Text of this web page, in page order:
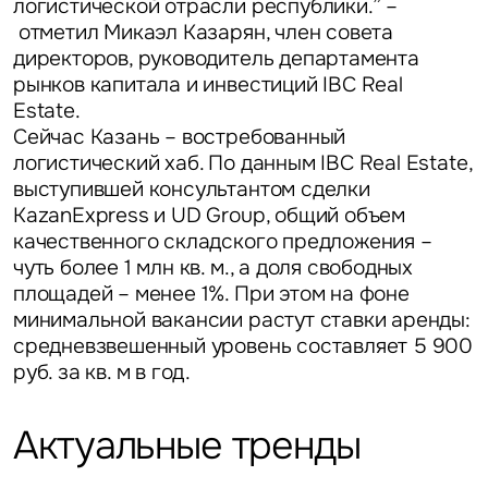
логистической отрасли республики.” –
отметил Микаэл Казарян, член совета
директоров, руководитель департамента
рынков капитала и инвестиций IBC Real
Estate.
Сейчас Казань – востребованный
логистический хаб. По данным IBC Real Estate,
выступившей консультантом сделки
KazanExpress и UD Group, общий объем
качественного складского предложения –
чуть более 1 млн кв. м., а доля свободных
площадей – менее 1%. При этом на фоне
минимальной вакансии растут ставки аренды:
средневзвешенный уровень составляет 5 900
руб. за кв. м в год.
Актуальные тренды
Уведомления
Объявление
Это обязательное поле
Отправить
Нажимая на кнопку «Отправить», вы даете свое согласие
на обработку и использование ваших персональных данных
персональных данных